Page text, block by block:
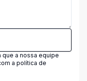
que a nossa equipe
a política de